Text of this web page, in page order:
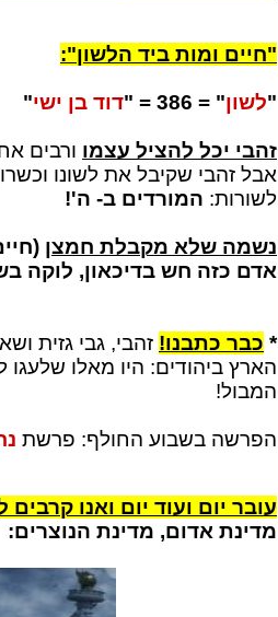
"חיים ומות ביד הלשון":
"לשון" = 386 = " דוד בן ישי"
זהבי יכל להציל עצמו ורבים
אבל זהבי שקיבל את לשונו
לשורות: המורדים ב- ה'!
נשמה שלא מקבלת חמצן
אדם כזה חש בדיכאון, לוקה
* כבר כתבנו! זהבי, גבי גזית
הארץ ביהודים: היו מאלו
המבול!
הפרשה בשבוע החולף: פרשת
עובר יום ועוד יום ואנו
מדינת אדום, מדינת הנוצרים: